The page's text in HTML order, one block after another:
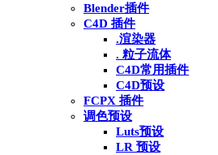
Blender插件
C4D 插件
.渲染器
. 粒子流体
C4D常用插件
C4D预设
FCPX 插件
调色预设
Luts预设
LR 预设